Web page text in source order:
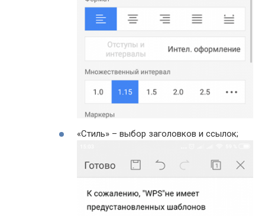
«Стиль» – выбор заголовков и ссылок;